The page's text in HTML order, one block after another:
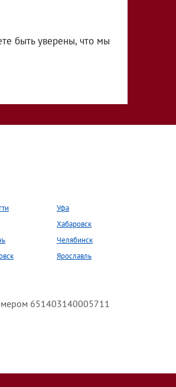
быть уверены, что мы
Уфа
Хабаровск
Челябинск
Ярославль
651403140005711